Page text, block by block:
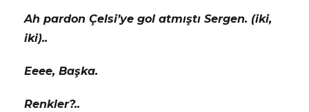
Ah pardon Çelsi’ye gol atmıştı Sergen. (iki,
iki)..
Eeee, Başka.
Renkler?..